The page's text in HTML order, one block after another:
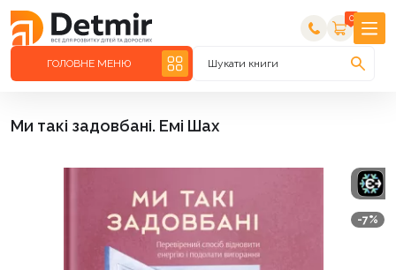
0
ГОЛОВНЕ МЕНЮ Шукати книги
Ми такі задовбані. Емі Шах
-7%